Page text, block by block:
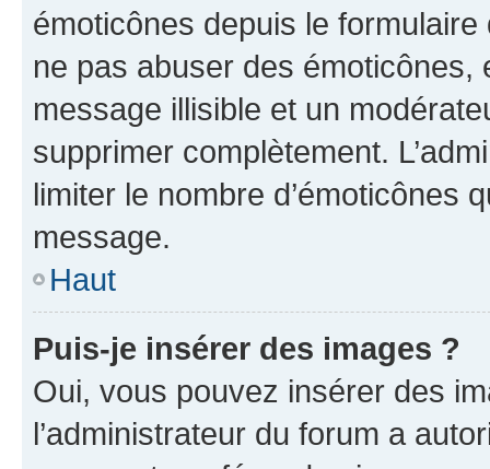
émoticônes depuis le
ne pas abuser des
message illisible et un
supprimer complètement.
limiter le nombre d’émoticônes
message.
Haut
Puis-je insérer des images ?
Oui, vous pouvez insérer des
l’administrateur du forum a